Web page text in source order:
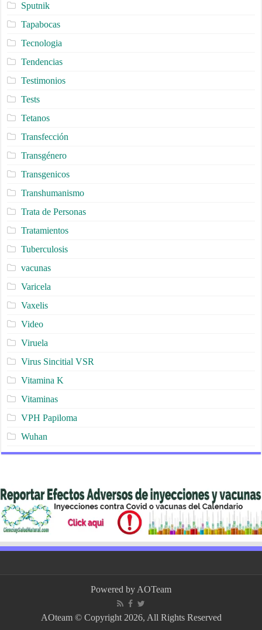
Sputnik
Tapabocas
Tecnologia
Tendencias
Testimonios
Tests
Tetanos
Transfección
Transgénero
Transgenicos
Transhumanismo
Trata de Personas
Tratamientos
Tuberculosis
vacunas
Varicela
Vaxelis
Video
Viruela
Virus Sincitial VSR
Vitamina K
Vitaminas
VPH Papiloma
Wuhan
Powered by AOTeam
AOteam © Copyright 2026, All Rights Reserved